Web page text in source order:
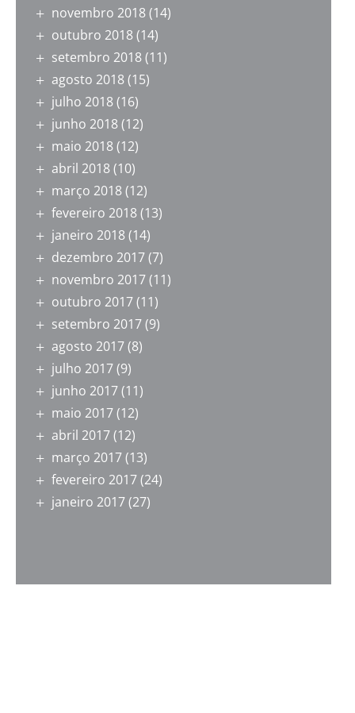
novembro 2018(14)
outubro 2018(14)
setembro 2018(11)
agosto 2018(15)
julho 2018(16)
junho 2018(12)
maio 2018(12)
abril 2018(10)
março 2018(12)
fevereiro 2018(13)
janeiro 2018(14)
dezembro 2017(7)
novembro 2017(11)
outubro 2017(11)
setembro 2017(9)
agosto 2017(8)
julho 2017(9)
junho 2017(11)
maio 2017(12)
abril 2017(12)
março 2017(13)
fevereiro 2017(24)
janeiro 2017(27)